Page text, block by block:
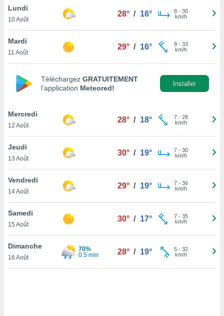
le
ainsi
un
votre
à
en
le
de
web.
Lundi
10 Août
28° / 16° 8- 30
km/h
Mardi
11 Août
29° / 16° 8- 33
km/h
Téléchargez GRATUITEMENT
l’application Meteored!
Installer
Mercredi
12 Août
28° / 18° 7- 28
km/h
Jeudi
13 Août
30° / 19° 7- 30
km/h
Vendredi
14 Août
29° / 19° 7- 36
km/h
Samedi
15 Août
30° / 17° 7- 35
km/h
Dimanche
16 Août
70%
0.5 mm
28° / 19° 5- 32
km/h